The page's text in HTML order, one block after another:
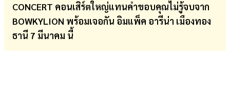
CONCERT คอนเสิร์ตใหญ่แทนคำขอบคุณไม่รู้จบจาก
BOWKYLION พร้อมเจอกัน อิมแพ็ค อารีน่า เมืองทอง
ธานี 7 มีนาคม นี้
ผล
บอล
สด